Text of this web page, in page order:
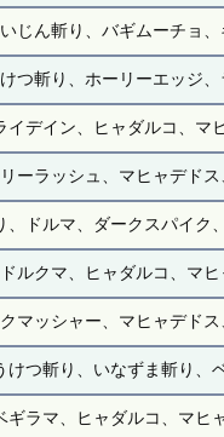
じん斬り、バギムーチョ、
つ斬り、ホーリーエッジ
デイン、ヒャダルコ、マ
ーラッシュ、マヒャデドス
、ドルマ、ダークスパイク
ルクマ、ヒャダルコ、マヒ
マッシャー、マヒャデドス
けつ斬り、いなずま斬り、
ラマ、ヒャダルコ、マヒ